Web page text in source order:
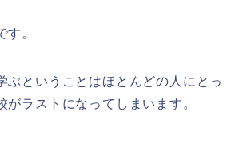
す。
ぶということはほとんどの人にとっ
がラストになってしまいます。